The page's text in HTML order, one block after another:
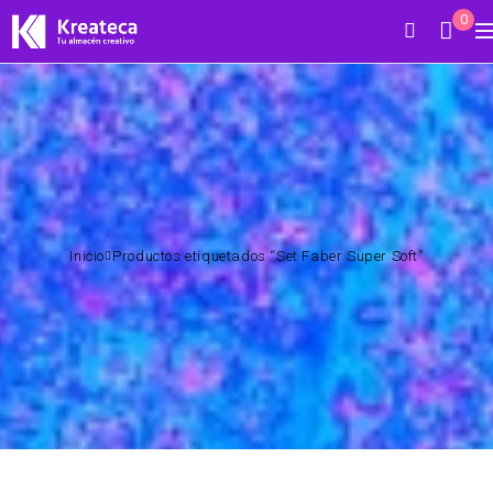
0
Inicio Productos etiquetados “Set Faber Super Soft”